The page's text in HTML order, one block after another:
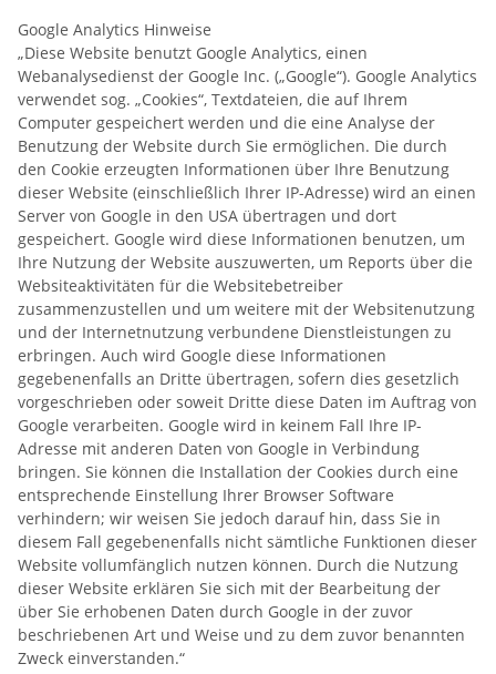
Google Analytics Hinweise
„Diese Website benutzt Google Analytics, einen
Webanalysedienst der Google Inc. („Google“). Google Analytics
verwendet sog. „Cookies“, Textdateien, die auf Ihrem
Computer gespeichert werden und die eine Analyse der
Benutzung der Website durch Sie ermöglichen. Die durch
den Cookie erzeugten Informationen über Ihre Benutzung
dieser Website (einschließlich Ihrer IP-Adresse) wird an einen
Server von Google in den USA übertragen und dort
gespeichert. Google wird diese Informationen benutzen, um
Ihre Nutzung der Website auszuwerten, um Reports über die
Websiteaktivitäten für die Websitebetreiber
zusammenzustellen und um weitere mit der Websitenutzung
und der Internetnutzung verbundene Dienstleistungen zu
erbringen. Auch wird Google diese Informationen
gegebenenfalls an Dritte übertragen, sofern dies gesetzlich
vorgeschrieben oder soweit Dritte diese Daten im Auftrag von
Google verarbeiten. Google wird in keinem Fall Ihre IP-
Adresse mit anderen Daten von Google in Verbindung
bringen. Sie können die Installation der Cookies durch eine
entsprechende Einstellung Ihrer Browser Software
verhindern; wir weisen Sie jedoch darauf hin, dass Sie in
diesem Fall gegebenenfalls nicht sämtliche Funktionen dieser
Website vollumfänglich nutzen können. Durch die Nutzung
dieser Website erklären Sie sich mit der Bearbeitung der
über Sie erhobenen Daten durch Google in der zuvor
beschriebenen Art und Weise und zu dem zuvor benannten
Zweck einverstanden.“